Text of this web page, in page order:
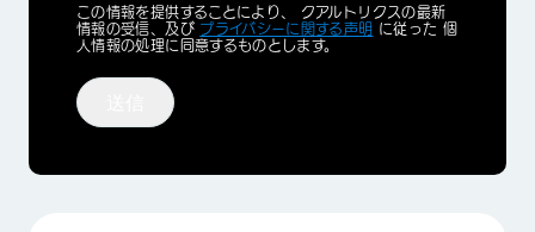
Privacy
Optin
この情報を提供することにより、 クアルトリクスの最新
情報の受信、及び プライバシーに関する声明 に従った 個
人情報の処理に同意するものとします。